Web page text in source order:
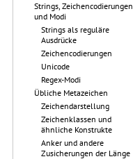
Strings, Zeichencodierungen
und Modi
Strings als reguläre
Ausdrücke
Zeichencodierungen
Unicode
Regex-Modi
Übliche Metazeichen
Zeichendarstellung
Zeichenklassen und
ähnliche Konstrukte
Anker und andere
Zusicherungen der Länge